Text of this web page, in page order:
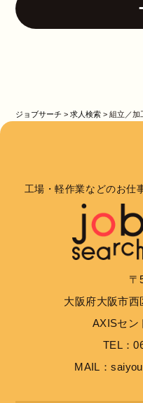
ジョブサーチ >求人検索 >組立／加
工場・軽作業などのお仕
〒
大阪府大阪市
AXISセン
TEL：
MAIL：